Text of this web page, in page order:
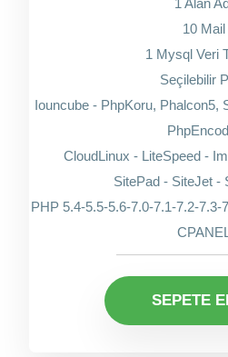
1 Alan
10 Mail
1 Mysql Veri
Seçilebilir
Iouncube - PhpKoru, Phalcon5,
CloudLinux - LiteSpeed -
SitePad - SiteJet -
PHP 5.4-5.5-5.6-7.0-7.1-7.2-7.3-
CPANEL
SEPETE